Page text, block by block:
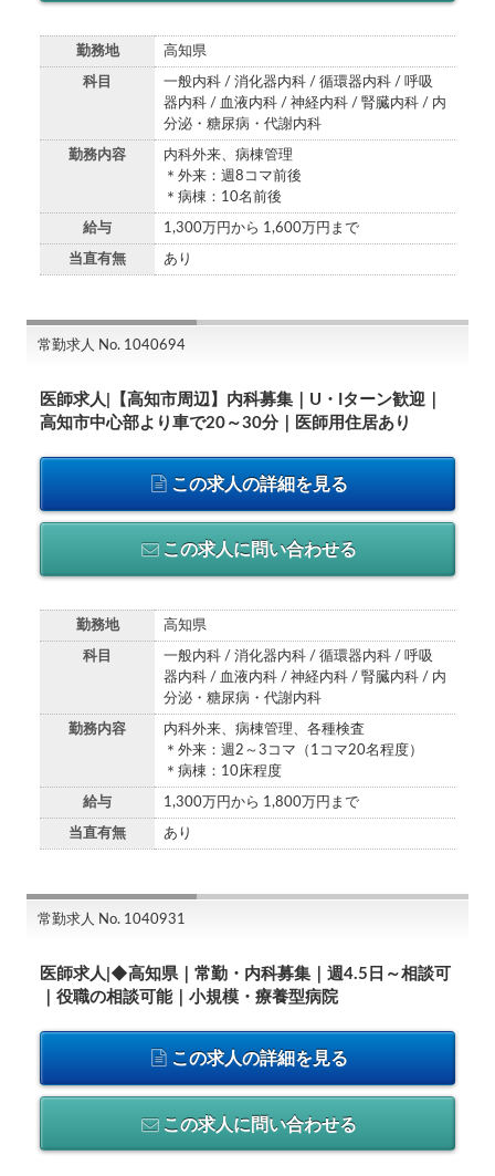
勤務地 高知県
科目
一般内科 / 消化器内科 / 循環器内科 / 呼吸
器内科 / 血液内科 / 神経内科 / 腎臓内科 / 内
分泌・糖尿病・代謝内科
勤務内容
内科外来、病棟管理
＊外来：週8コマ前後
＊病棟：10名前後
給与 1,300万円から 1,600万円まで
当直有無 あり
常勤求人 No. 1040694
医師求人|【高知市周辺】内科募集｜U・Iターン歓迎｜
高知市中心部より車で20～30分｜医師用住居あり
この求人の詳細を見る
この求人に問い合わせる
勤務地 高知県
科目
一般内科 / 消化器内科 / 循環器内科 / 呼吸
器内科 / 血液内科 / 神経内科 / 腎臓内科 / 内
分泌・糖尿病・代謝内科
勤務内容
内科外来、病棟管理、各種検査
＊外来：週2～3コマ（1コマ20名程度）
＊病棟：10床程度
給与 1,300万円から 1,800万円まで
当直有無 あり
常勤求人 No. 1040931
医師求人|◆高知県｜常勤・内科募集｜週4.5日～相談可
｜役職の相談可能｜小規模・療養型病院
この求人の詳細を見る
この求人に問い合わせる